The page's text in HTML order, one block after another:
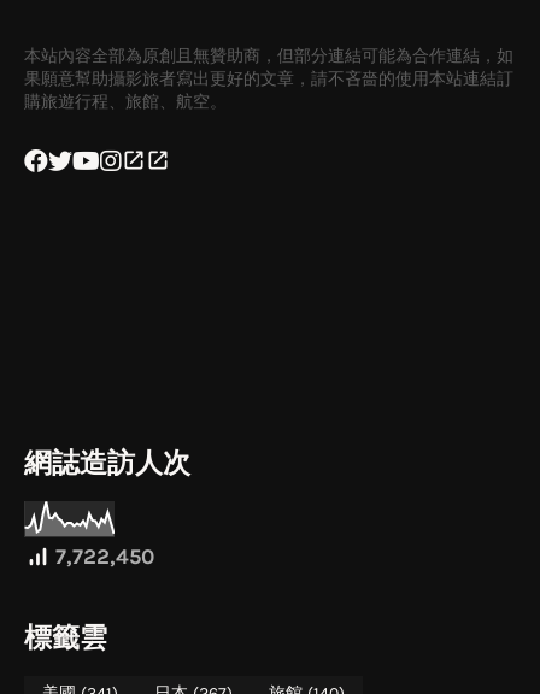
本站內容全部為原創且無贊助商，但部分連結可能為合作連結，如
果願意幫助攝影旅者寫出更好的文章，請不吝嗇的使用本站連結訂
購旅遊行程、旅館、航空。
網誌造訪人次
7,722,450
標籤雲